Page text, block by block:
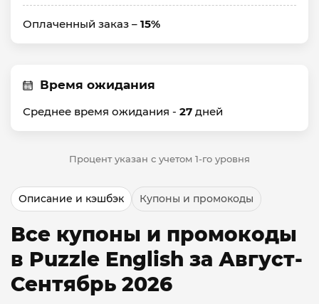
Оплаченный заказ – 15%
Время ожидания
Среднее время ожидания - 27 дней
Процент указан с учетом 1-го уровня
Описание и кэшбэк Купоны и промокоды
Все купоны и промокоды
в Puzzle English за Август-
Сентябрь 2026